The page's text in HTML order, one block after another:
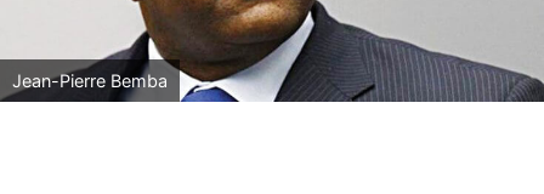
Jean-Pierre Bemba